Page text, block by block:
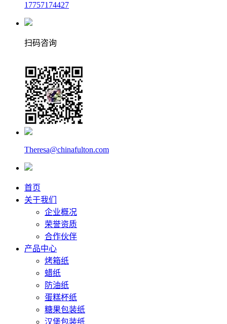
17757174427
扫码咨询
Theresa@chinafulton.com
首页
关于我们
企业概况
荣誉资质
合作伙伴
产品中心
烤箱纸
蜡纸
防油纸
蛋糕杯纸
糖果包装纸
汉堡包装纸